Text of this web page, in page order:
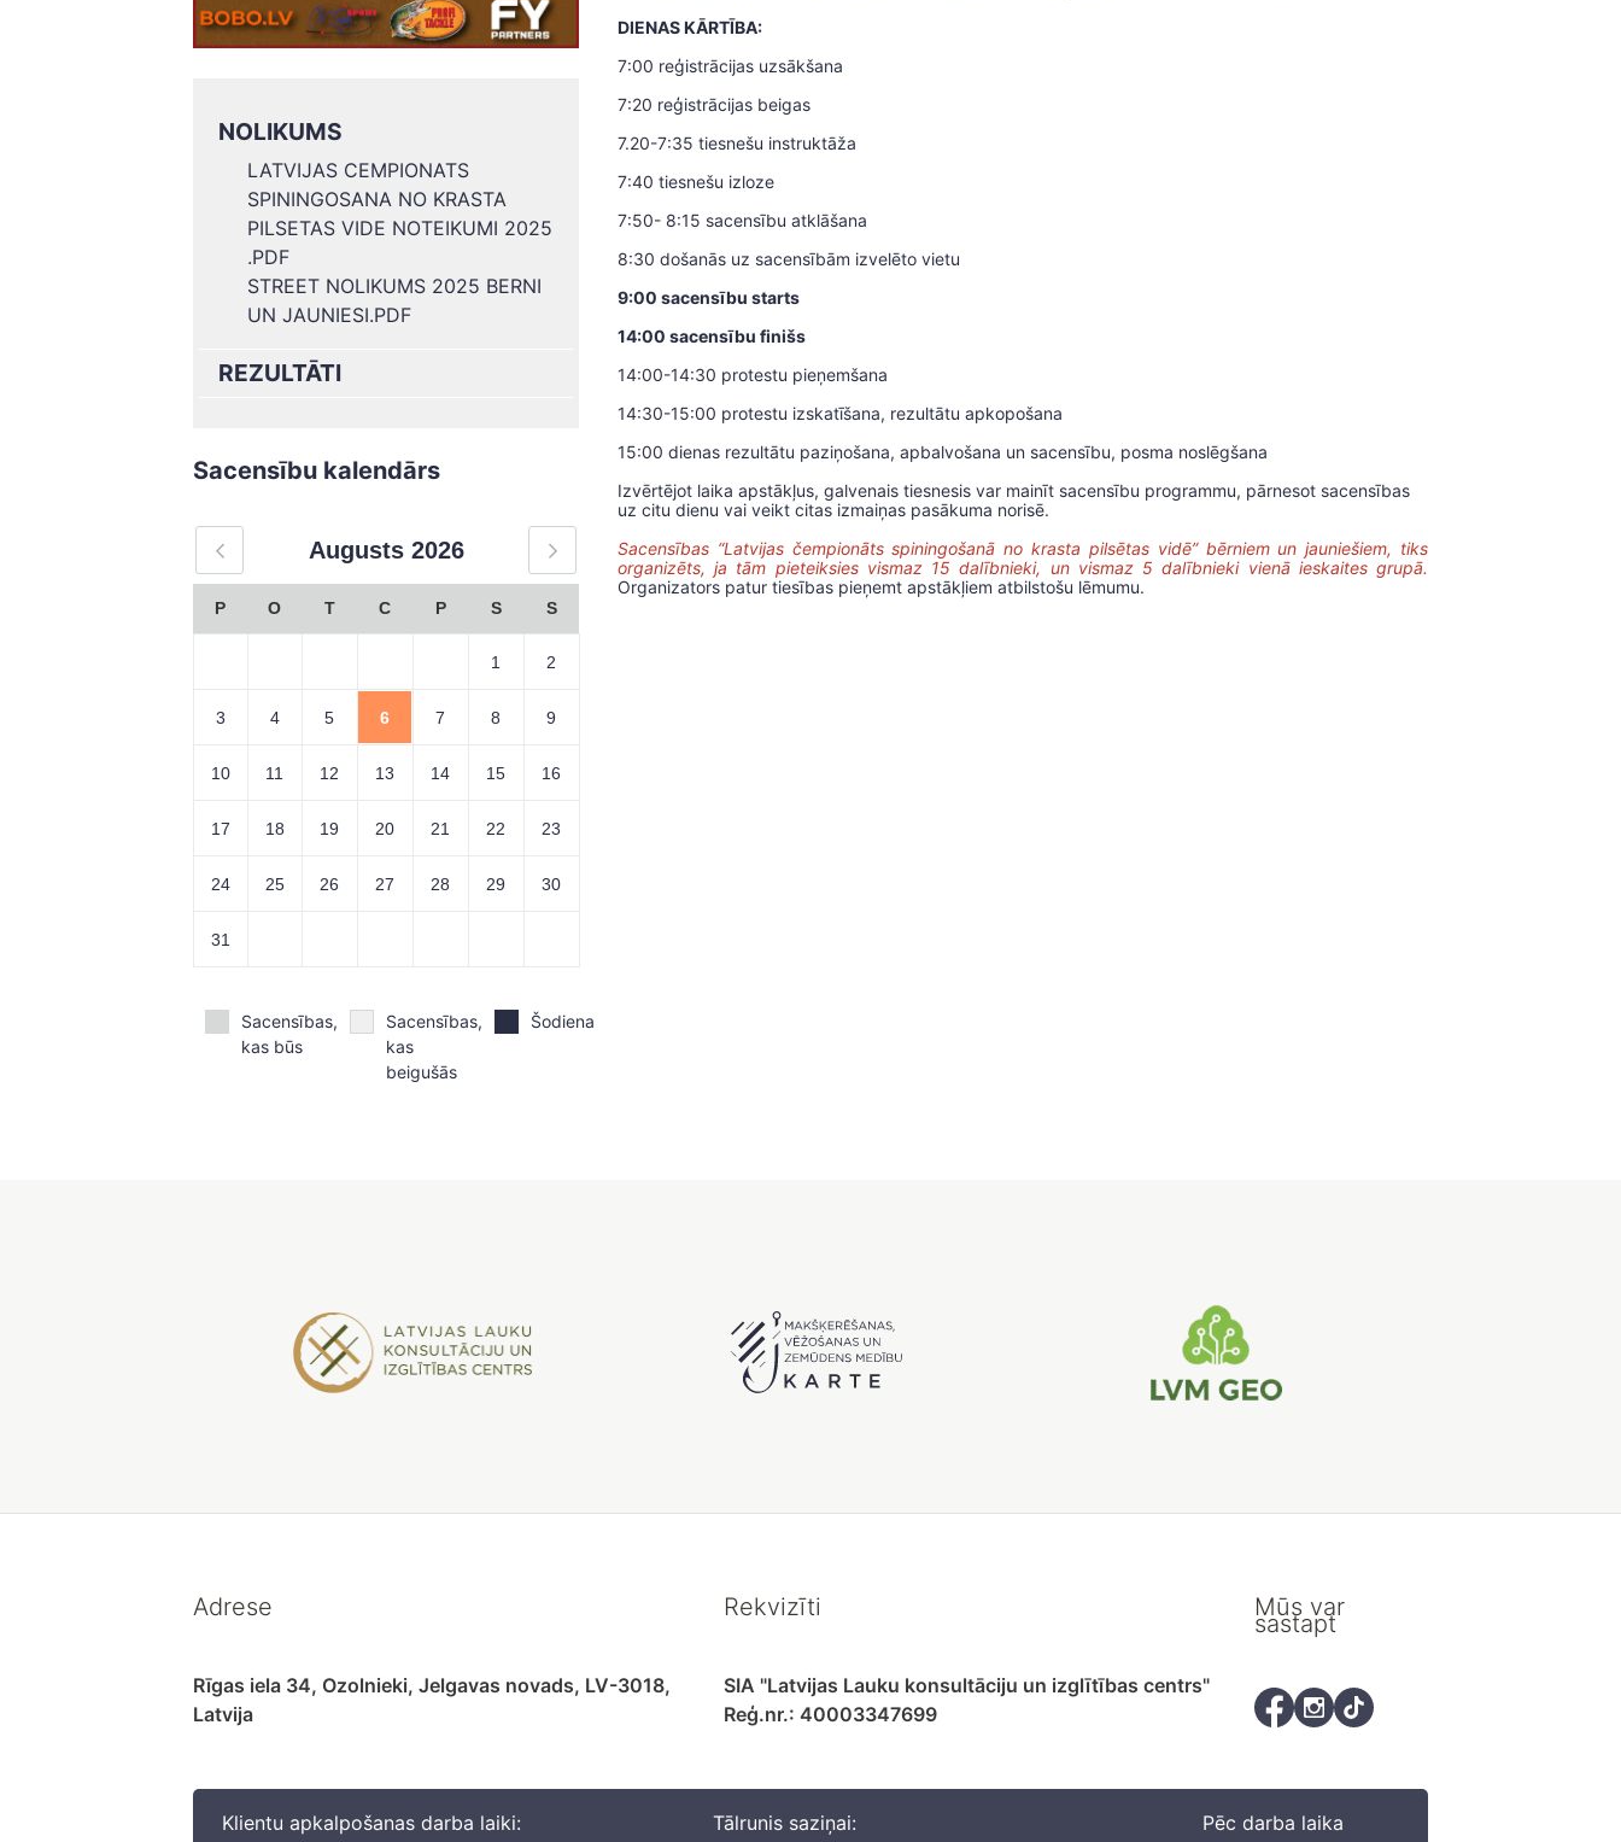
NOLIKUMS
LATVIJAS CEMPIONATS
SPININGOSANA NO KRASTA
PILSETAS VIDE NOTEIKUMI 2025
.PDF
STREET NOLIKUMS 2025 BERNI
UN JAUNIESI.PDF
REZULTĀTI
Sacensību kalendārs
Augusts 2026
P O T C P S S
1 2
3 4 5 6 7 8 9
10 11 12 13 14 15 16
17 18 19 20 21 22 23
24 25 26 27 28 29 30
31
Sacensības,
kas būs
Sacensības,
kas
beigušās
Šodiena
DIENAS KĀRTĪBA:
7:00 reģistrācijas uzsākšana
7:20 reģistrācijas beigas
7.20-7:35 tiesnešu instruktāža
7:40 tiesnešu izloze
7:50- 8:15 sacensību atklāšana
8:30 došanās uz sacensībām izvelēto vietu
9:00 sacensību starts
14:00 sacensību finišs
14:00-14:30 protestu pieņemšana
14:30-15:00 protestu izskatīšana, rezultātu apkopošana
15:00 dienas rezultātu paziņošana, apbalvošana un sacensību, posma noslēgšana
Izvērtējot laika apstākļus, galvenais tiesnesis var mainīt sacensību programmu, pārnesot sacensības
uz citu dienu vai veikt citas izmaiņas pasākuma norisē.
Sacensības “Latvijas čempionāts spiningošanā no krasta pilsētas vidē” bērniem un jauniešiem, tiks
organizēts, ja tām pieteiksies vismaz 15 dalībnieki, un vismaz 5 dalībnieki vienā ieskaites grupā.
Organizators patur tiesības pieņemt apstākļiem atbilstošu lēmumu.
Adrese
Rīgas iela 34, Ozolnieki, Jelgavas novads, LV-3018,
Latvija
Rekvizīti
SIA "Latvijas Lauku konsultāciju un izglītības centrs"
Reģ.nr.: 40003347699
Mūs var
sastapt
Klientu apkalpošanas darba laiki:
Tālrunis saziņai:
Pēc darba laika